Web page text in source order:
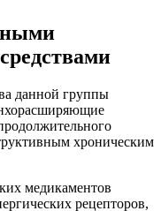
данной группы
хроническим
медикаментов
рецепторов,